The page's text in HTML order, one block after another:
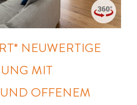
NEUWERTIGE
MIT
OFFENEM